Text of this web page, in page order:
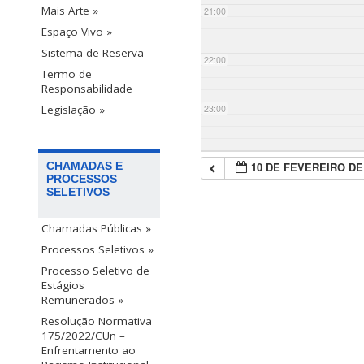
Mais Arte »
Espaço Vivo »
Sistema de Reserva
Termo de
Responsabilidade
Legislação »
CHAMADAS E
PROCESSOS
SELETIVOS
Chamadas Públicas »
Processos Seletivos »
Processo Seletivo de
Estágios
Remunerados »
Resolução Normativa
175/2022/CUn –
Enfrentamento ao
21:00
22:00
23:00
10 DE FEVEREIRO